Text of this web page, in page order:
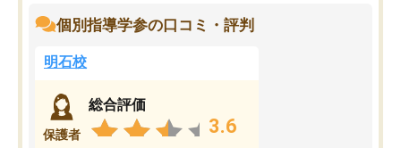
個別指導学参の口コミ・評判
明石校
保護者
総合評価
3.6